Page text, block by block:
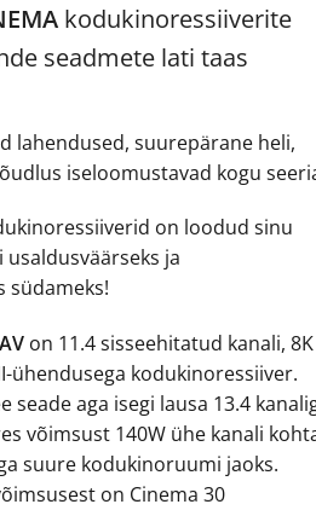
kodukinoressiiverite
seadmete lati taas
lahendused, suurepärane heli,
iseloomustavad kogu
on loodud sinu
ja
südameks!
on 11.4 sisseehitatud kanali, 8K
ühendusega kodukinoressiiver.
seade aga isegi lausa 13.4
võimsust 140W ühe kanali
suure kodukinoruumi jaoks.
on Cinema 30